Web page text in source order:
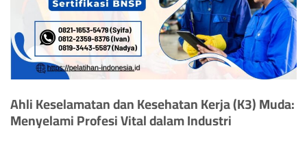
Ahli Keselamatan dan Kesehatan Kerja (K3) Muda:
Menyelami Profesi Vital dalam Industri